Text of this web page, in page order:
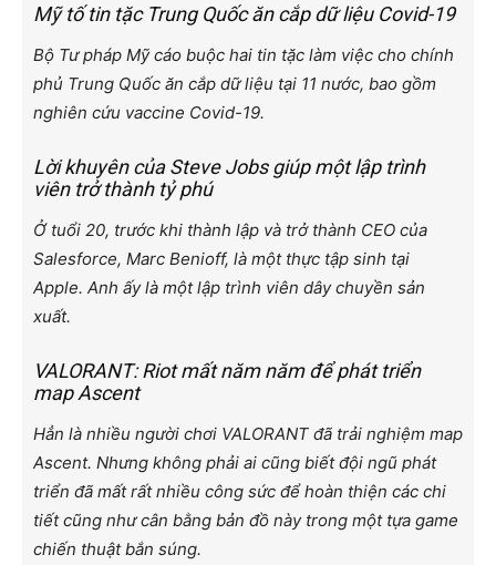
Mỹ tố tin tặc Trung Quốc ăn cắp dữ liệu Covid-19
Bộ Tư pháp Mỹ cáo buộc hai tin tặc làm việc cho chính
phủ Trung Quốc ăn cắp dữ liệu tại 11 nước, bao gồm
nghiên cứu vaccine Covid-19.
Lời khuyên của Steve Jobs giúp một lập trình
viên trở thành tỷ phú
Ở tuổi 20, trước khi thành lập và trở thành CEO của
Salesforce, Marc Benioff, là một thực tập sinh tại
Apple. Anh ấy là một lập trình viên dây chuyền sản
xuất.
VALORANT: Riot mất năm năm để phát triển
map Ascent
Hẳn là nhiều người chơi VALORANT đã trải nghiệm map
Ascent. Nhưng không phải ai cũng biết đội ngũ phát
triển đã mất rất nhiều công sức để hoàn thiện các chi
tiết cũng như cân bằng bản đồ này trong một tựa game
chiến thuật bắn súng.